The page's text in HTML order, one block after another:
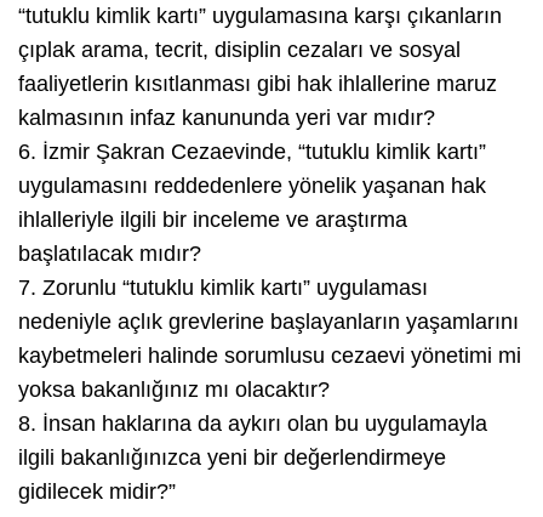
“tutuklu kimlik kartı” uygulamasına karşı çıkanların
çıplak arama, tecrit, disiplin cezaları ve sosyal
faaliyetlerin kısıtlanması gibi hak ihlallerine maruz
kalmasının infaz kanununda yeri var mıdır?
6. İzmir Şakran Cezaevinde, “tutuklu kimlik kartı”
uygulamasını reddedenlere yönelik yaşanan hak
ihlalleriyle ilgili bir inceleme ve araştırma
başlatılacak mıdır?
7. Zorunlu “tutuklu kimlik kartı” uygulaması
nedeniyle açlık grevlerine başlayanların yaşamlarını
kaybetmeleri halinde sorumlusu cezaevi yönetimi mi
yoksa bakanlığınız mı olacaktır?
8. İnsan haklarına da aykırı olan bu uygulamayla
ilgili bakanlığınızca yeni bir değerlendirmeye
gidilecek midir?”